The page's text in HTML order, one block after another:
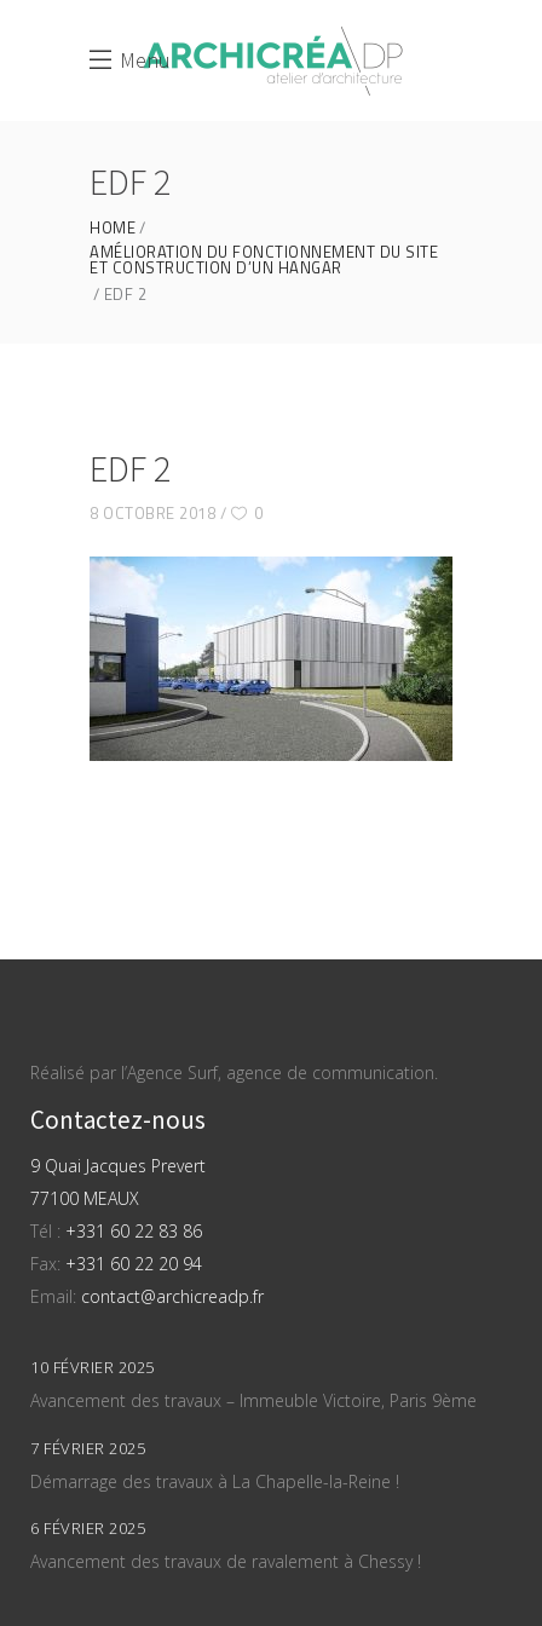
Menu
EDF 2
HOME
AMÉLIORATION DU FONCTIONNEMENT DU SITE
ET CONSTRUCTION D’UN HANGAR
EDF 2
EDF 2
8 OCTOBRE 2018 0
Réalisé par l’Agence Surf, agence de communication.
Contactez-nous
9 Quai Jacques Prevert
77100 MEAUX
Tél : +331 60 22 83 86
Fax: +331 60 22 20 94
Email: contact@archicreadp.fr
10 FÉVRIER 2025
Avancement des travaux – Immeuble Victoire, Paris 9ème
7 FÉVRIER 2025
Démarrage des travaux à La Chapelle-la-Reine !
6 FÉVRIER 2025
Avancement des travaux de ravalement à Chessy !